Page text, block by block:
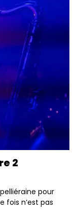
2
pour
fois n’est pas